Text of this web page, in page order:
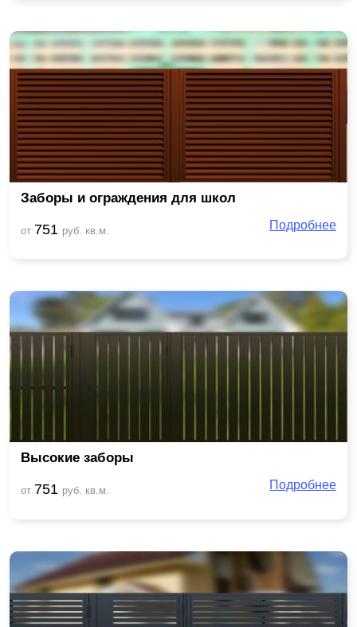
Заборы и ограждения для школ
от 751 руб. кв.м. Подробнее
Высокие заборы
от 751 руб. кв.м. Подробнее